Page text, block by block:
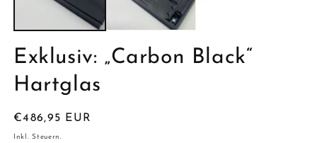
Exklusiv: „Carbon Black“
Hartglas
Normaler
Preis
€486,95 EUR
Inkl. Steuern.